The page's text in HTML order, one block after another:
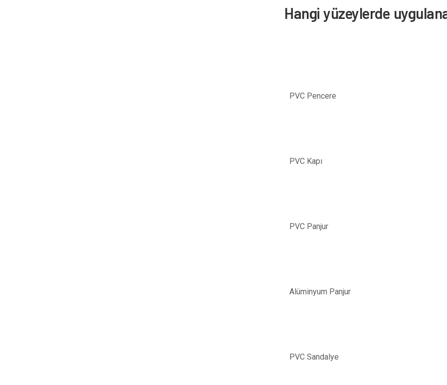
Hangi yüzeylerde
PVC Pencere
PVC Kapı
PVC Panjur
Alüminyum Panjur
PVC Sandalye